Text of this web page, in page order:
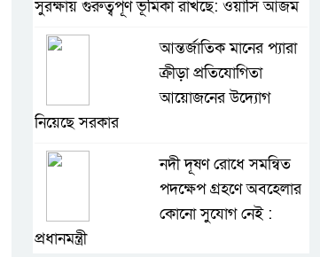
সুরক্ষায় গুরুত্বপূর্ণ ভূমিকা রাখছে: ওয়াসি আজম
আন্তর্জাতিক মানের প্যারা
ক্রীড়া প্রতিযোগিতা
আয়োজনের উদ্যোগ
নিয়েছে সরকার
নদী দূষণ রোধে সমন্বিত
পদক্ষেপ গ্রহণে অবহেলার
কোনো সুযোগ নেই :
প্রধানমন্ত্রী